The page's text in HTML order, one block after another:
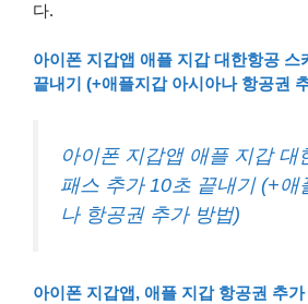
다.
아이폰 지갑앱 애플 지갑 대한항공 스
끝내기 (+애플지갑 아시아나 항공권
아이폰 지갑앱 애플 지갑 대
패스 추가 10초 끝내기 (+애
나 항공권 추가 방법)
아이폰 지갑앱, 애플 지갑 항공권 추